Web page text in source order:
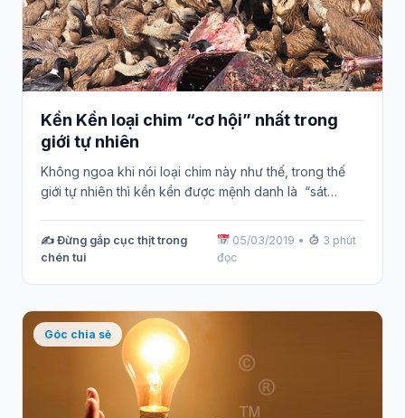
Kền Kền loại chim “cơ hội” nhất trong
giới tự nhiên
Không ngoa khi nói loại chim này như thế, trong thế
giới tự nhiên thì kền kền được mệnh danh là “sát…
✍️ Đừng gắp cục thịt trong
chén tui
05/03/2019 •
3 phút
đọc
Góc chia sẻ